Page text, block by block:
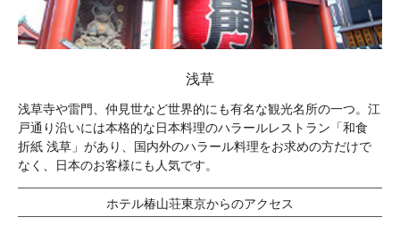
浅草
浅草寺や雷門、仲見世など世界的にも有名な観光名所の一つ。江
戸通り沿いには本格的な日本料理のハラールレストラン「和食
折紙 浅草」があり、国内外のハラール料理をお求めの方だけで
なく、日本のお客様にも人気です。
ホテル椿山荘東京からのアクセス